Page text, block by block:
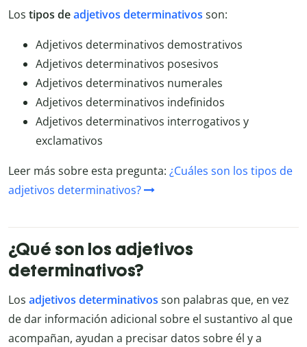
Los tipos deadjetivos determinativos son:
Adjetivos determinativos demostrativos
Adjetivos determinativos posesivos
Adjetivos determinativos numerales
Adjetivos determinativos indefinidos
Adjetivos determinativos interrogativos y
exclamativos
Leer más sobre esta pregunta: ¿Cuáles son los tipos de
adjetivos determinativos?
¿Qué son los adjetivos
determinativos?
Los adjetivos determinativos son palabras que, en vez
de dar información adicional sobre el sustantivo al que
acompañan, ayudan a precisar datos sobre él y a